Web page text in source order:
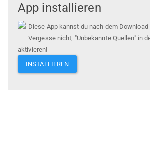
App installieren
Diese App kannst du nach dem
Vergesse nicht, "Unbekannte Quellen" in
aktivieren!
INSTALLIEREN